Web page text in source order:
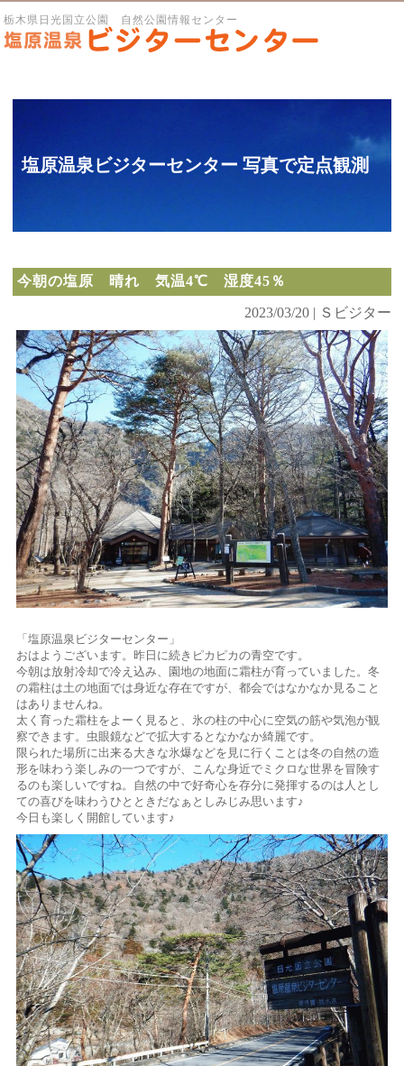
栃木県日光国立公園 自然公園情報センター
塩原温泉ビジターセンター 写真で定点観測
今朝の塩原 晴れ 気温4℃ 湿度45％
2023/03/20 | Ｓビジター
「塩原温泉ビジターセンター」
おはようございます。昨日に続きピカピカの青空です。
今朝は放射冷却で冷え込み、園地の地面に霜柱が育っていました。冬
の霜柱は土の地面では身近な存在ですが、都会ではなかなか見ること
はありませんね。
太く育った霜柱をよーく見ると、氷の柱の中心に空気の筋や気泡が観
察できます。虫眼鏡などで拡大するとなかなか綺麗です。
限られた場所に出来る大きな氷爆などを見に行くことは冬の自然の造
形を味わう楽しみの一つですが、こんな身近でミクロな世界を冒険す
るのも楽しいですね。自然の中で好奇心を存分に発揮するのは人とし
ての喜びを味わうひとときだなぁとしみじみ思います♪
今日も楽しく開館しています♪